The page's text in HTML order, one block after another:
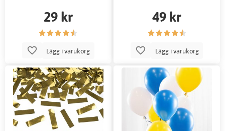
29 kr
Lägg i varukorg
49 kr
Lägg i varukorg